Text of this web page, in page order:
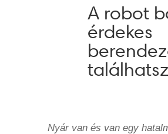
A robot
érdekes
találhatsz
Nyár van és van egy